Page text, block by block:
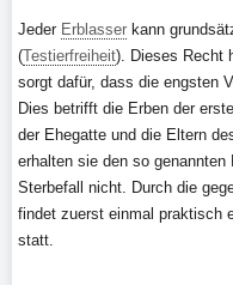
Jeder Erblasser kann
(Testierfreiheit). Dieses Recht
sorgt dafür, dass die engsten
Dies betrifft die Erben der
der Ehegatte und die Eltern
erhalten sie den so
Sterbefall nicht. Durch die
findet zuerst einmal praktisch
statt.